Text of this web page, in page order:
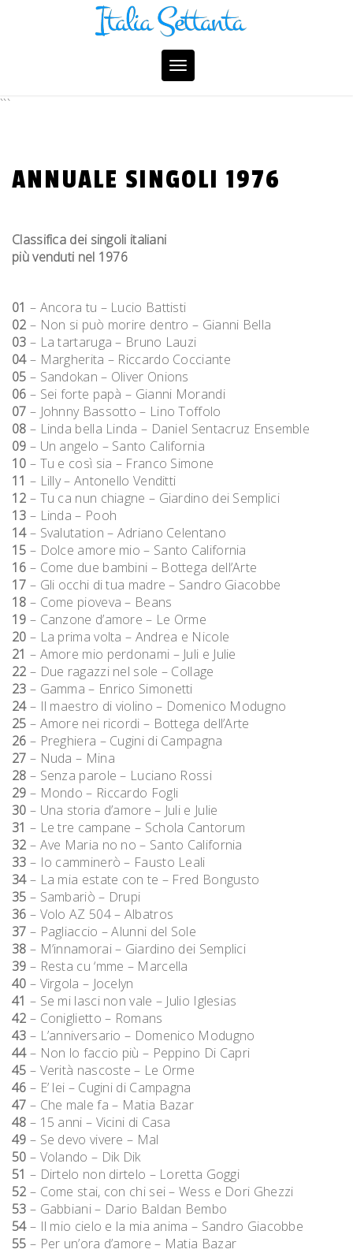
Toggle
navigation
```
ANNUALE SINGOLI 1976
Classifica dei singoli italiani
più venduti nel 1976
01 – Ancora tu – Lucio Battisti
02 – Non si può morire dentro – Gianni Bella
03 – La tartaruga – Bruno Lauzi
04– Margherita – Riccardo Cocciante
05 – Sandokan – Oliver Onions
06 – Sei forte papà – Gianni Morandi
07 – Johnny Bassotto – Lino Toffolo
08 – Linda bella Linda – Daniel Sentacruz Ensemble
09 – Un angelo – Santo California
10 – Tu e così sia – Franco Simone
11 – Lilly – Antonello Venditti
12 – Tu ca nun chiagne – Giardino dei Semplici
13 – Linda – Pooh
14– Svalutation – Adriano Celentano
15 – Dolce amore mio – Santo California
16 – Come due bambini – Bottega dell’Arte
17 – Gli occhi di tua madre – Sandro Giacobbe
18 – Come pioveva – Beans
19 – Canzone d’amore – Le Orme
20 – La prima volta – Andrea e Nicole
21 – Amore mio perdonami – Juli e Julie
22 – Due ragazzi nel sole – Collage
23 – Gamma – Enrico Simonetti
24– Il maestro di violino – Domenico Modugno
25 – Amore nei ricordi – Bottega dell’Arte
26 – Preghiera – Cugini di Campagna
27 – Nuda – Mina
28 – Senza parole – Luciano Rossi
29 – Mondo – Riccardo Fogli
30 – Una storia d’amore – Juli e Julie
31 – Le tre campane – Schola Cantorum
32 – Ave Maria no no – Santo California
33 – Io camminerò – Fausto Leali
34– La mia estate con te – Fred Bongusto
35 – Sambariò – Drupi
36 – Volo AZ 504 – Albatros
37 – Pagliaccio – Alunni del Sole
38 – M’innamorai – Giardino dei Semplici
39 – Resta cu ‘mme – Marcella
40 – Virgola – Jocelyn
41 – Se mi lasci non vale – Julio Iglesias
42 – Coniglietto – Romans
43 – L’anniversario – Domenico Modugno
44– Non lo faccio più – Peppino Di Capri
45 – Verità nascoste – Le Orme
46 – E’ lei – Cugini di Campagna
47 – Che male fa – Matia Bazar
48 – 15 anni – Vicini di Casa
49 – Se devo vivere – Mal
50 – Volando – Dik Dik
51 – Dirtelo non dirtelo – Loretta Goggi
52 – Come stai, con chi sei – Wess e Dori Ghezzi
53 – Gabbiani – Dario Baldan Bembo
54– Il mio cielo e la mia anima – Sandro Giacobbe
55 – Per un’ora d’amore – Matia Bazar